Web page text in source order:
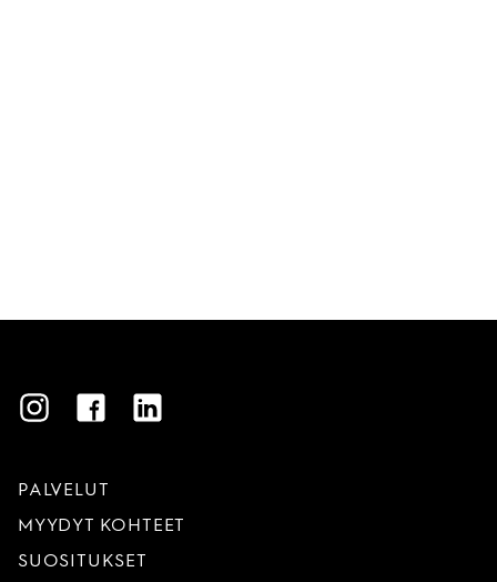
InstagramFacebook
PALVELUT
MYYDYT KOHTEET
SUOSITUKSET